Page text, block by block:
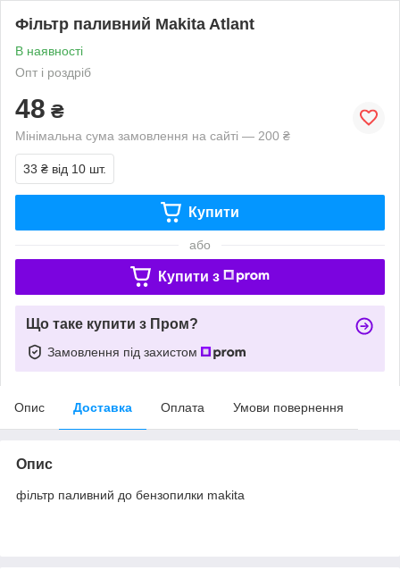
Фільтр паливний Makita Atlant
В наявності
Опт і роздріб
48 ₴
Мінімальна сума замовлення на сайті — 200 ₴
33 ₴ від 10 шт.
Купити
або
Купити з
Що таке купити з Пром?
Замовлення під захистом
Опис Доставка Оплата Умови повернення
Опис
фільтр паливний до бензопилки makita